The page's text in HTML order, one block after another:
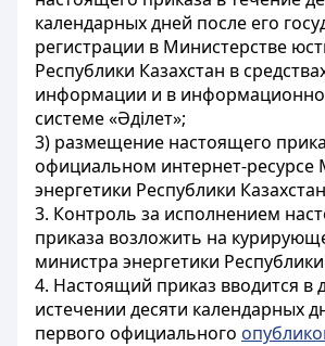
календарных дней после его
регистрации в Министерстве
Республики Казахстан в
информации и в
системе «Әділет»;
3) размещение настоящего
официальном интернет-ресурсе
энергетики Республики
3. Контроль за исполнением
приказа возложить на
министра энергетики
4. Настоящий приказ вводится в
истечении десяти календарных
первого официального